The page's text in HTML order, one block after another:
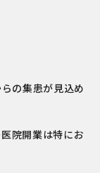
の集患が見込め
院開業は特にお